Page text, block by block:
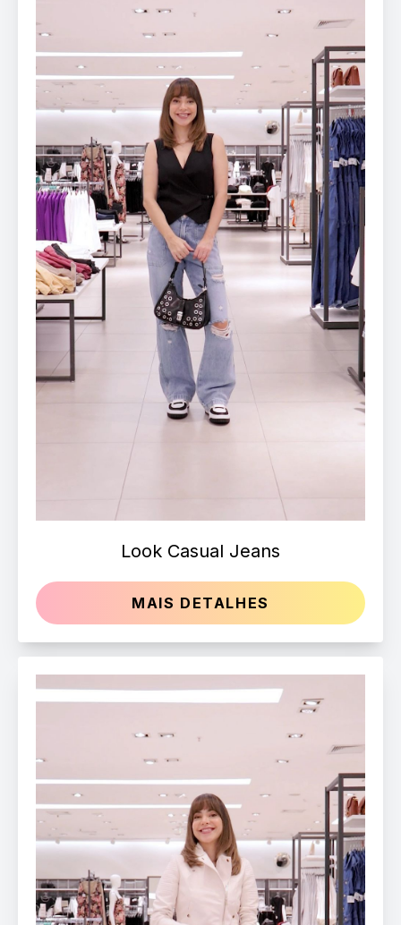
Look Casual Jeans
MAIS DETALHES